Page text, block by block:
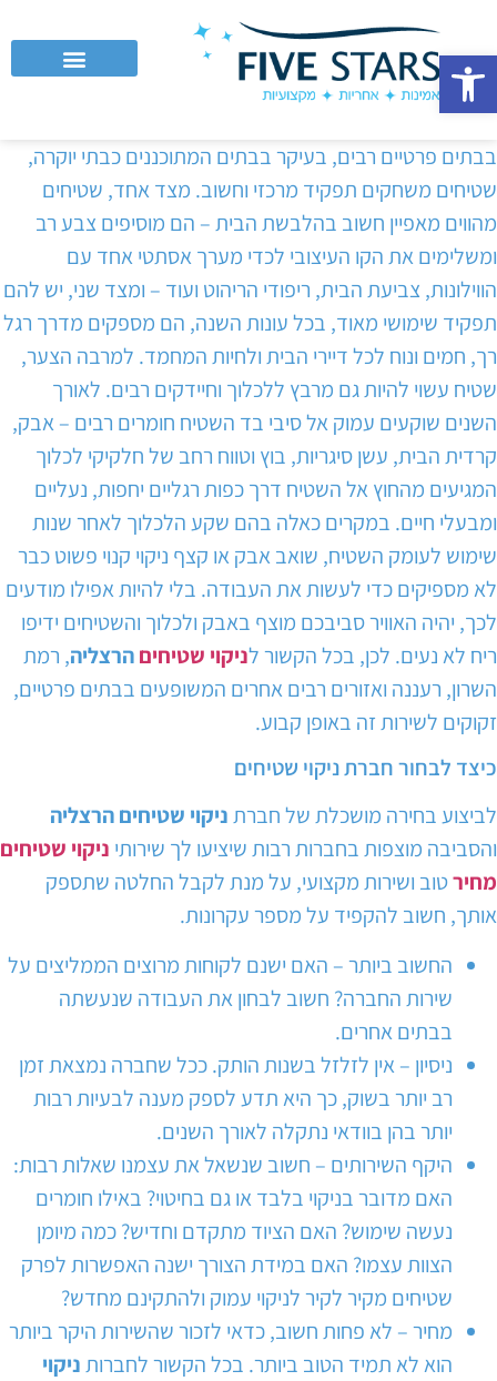
בבתים פרטיים רבים, בעיקר בבתים המתוכננים כבתי יוקרה,
שטיחים משחקים תפקיד מרכזי וחשוב. מצד אחד, שטיחים
מהווים מאפיין חשוב בהלבשת הבית – הם מוסיפים צבע רב
ומשלימים את הקו העיצובי לכדי מערך אסתטי אחד עם
הווילונות, צביעת הבית, ריפודי הריהוט ועוד – ומצד שני, יש להם
תפקיד שימושי מאוד, בכל עונות השנה, הם מספקים מדרך רגל
רך, חמים ונוח לכל דיירי הבית ולחיות המחמד. למרבה הצער,
שטיח עשוי להיות גם מרבץ ללכלוך וחיידקים רבים. לאורך
השנים שוקעים עמוק אל סיבי בד השטיח חומרים רבים – אבק,
קרדית הבית, עשן סיגריות, בוץ וטווח רחב של חלקיקי לכלוך
המגיעים מהחוץ אל השטיח דרך כפות רגליים יחפות, נעליים
ומבעלי חיים. במקרים כאלה בהם שקע הלכלוך לאחר שנות
שימוש לעומק השטיח, שואב אבק או קצף ניקוי קנוי פשוט כבר
לא מספיקים כדי לעשות את העבודה. בלי להיות אפילו מודעים
לכך, יהיה האוויר סביבכם מוצף באבק ולכלוך והשטיחים ידיפו
ריח לא נעים. לכן, בכל הקשור לניקוי שטיחיםהרצליה, רמת
השרון, רעננה ואזורים רבים אחרים המשופעים בבתים פרטיים,
זקוקים לשירות זה באופן קבוע.
כיצד לבחור חברת ניקוי שטיחים
לביצוע בחירה מושכלת של חברתניקוי שטיחים הרצליה
והסביבה מוצפות בחברות רבות שיציעו לך שירותי ניקוי שטיחים
מחירטוב ושירות מקצועי, על מנת לקבל החלטה שתספק
אותך, חשוב להקפיד על מספר עקרונות.
החשוב ביותר – האם ישנם לקוחות מרוצים הממליצים על
שירות החברה? חשוב לבחון את העבודה שנעשתה
בבתים אחרים.
ניסיון – אין לזלזל בשנות הותק. ככל שחברה נמצאת זמן
רב יותר בשוק, כך היא תדע לספק מענה לבעיות רבות
יותר בהן בוודאי נתקלה לאורך השנים.
היקף השירותים – חשוב שנשאל את עצמנו שאלות רבות:
האם מדובר בניקוי בלבד או גם בחיטוי? באילו חומרים
נעשה שימוש? האם הציוד מתקדם וחדיש? כמה מיומן
הצוות עצמו? האם במידת הצורך ישנה האפשרות לפרק
שטיחים מקיר לקיר לניקוי עמוק ולהתקינם מחדש?
מחיר – לא פחות חשוב, כדאי לזכור שהשירות היקר ביותר
הוא לא תמיד הטוב ביותר. בכל הקשור לחברותניקוי
פתח סרגל נגישות